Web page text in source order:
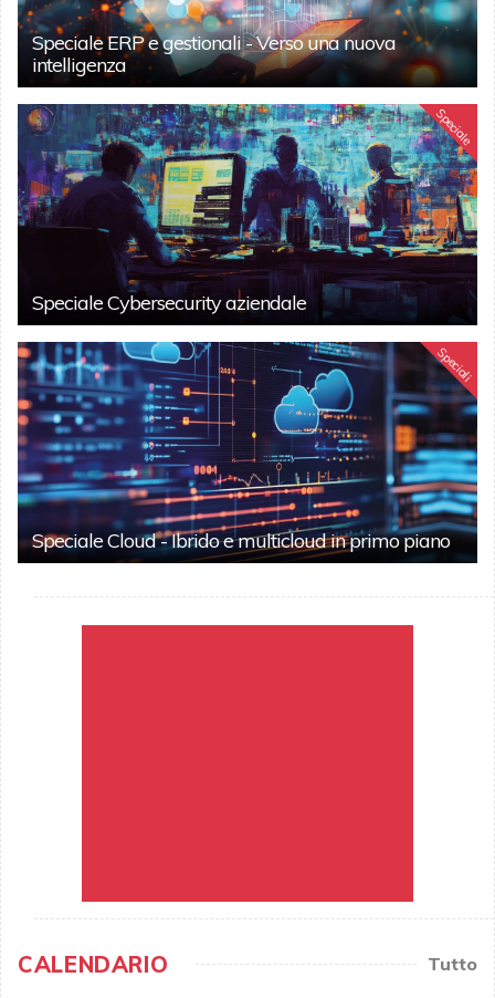
Speciale ERP e gestionali - Verso una nuova
intelligenza
Speciale
Speciale Cybersecurity aziendale
Speciali
Speciale Cloud - Ibrido e multicloud in primo piano
CALENDARIO Tutto